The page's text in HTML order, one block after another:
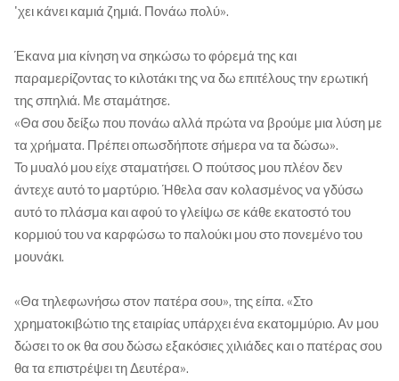
'χει κάνει καμιά ζημιά. Πονάω πολύ».
Έκανα μια κίνηση να σηκώσω το φόρεμά της και
παραμερίζοντας το κιλοτάκι της να δω επιτέλους την ερωτική
της σπηλιά. Με σταμάτησε.
«Θα σου δείξω που πονάω αλλά πρώτα να βρούμε μια λύση με
τα χρήματα. Πρέπει οπωσδήποτε σήμερα να τα δώσω».
Το μυαλό μου είχε σταματήσει. Ο πούτσος μου πλέον δεν
άντεχε αυτό το μαρτύριο. Ήθελα σαν κολασμένος να γδύσω
αυτό το πλάσμα και αφού το γλείψω σε κάθε εκατοστό του
κορμιού του να καρφώσω το παλούκι μου στο πονεμένο του
μουνάκι.
«Θα τηλεφωνήσω στον πατέρα σου», της είπα. «Στο
χρηματοκιβώτιο της εταιρίας υπάρχει ένα εκατομμύριο. Αν μου
δώσει το οκ θα σου δώσω εξακόσιες χιλιάδες και ο πατέρας σου
θα τα επιστρέψει τη Δευτέρα».